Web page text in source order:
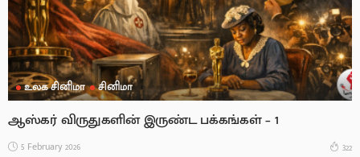
உலக சினிமா சினிமா
ஆஸ்கர் விருதுகளின் இருண்ட பக்கங்கள் – 1
5 February 2026 322